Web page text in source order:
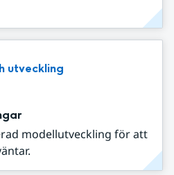
utveckling
modellutveckling för att